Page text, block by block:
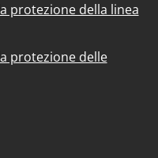
protezione della linea
protezione delle